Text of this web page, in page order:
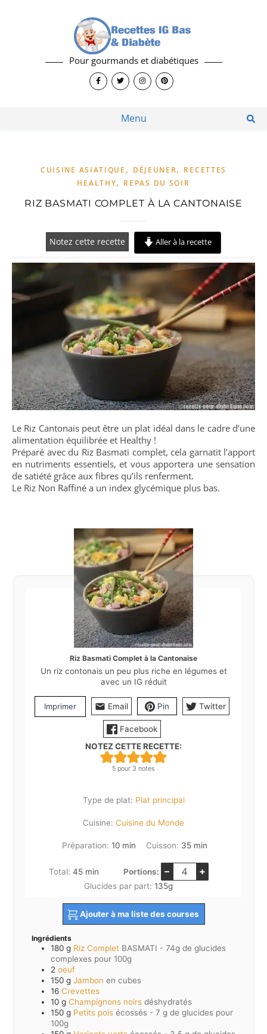
Pour gourmands et diabétiques
Menu
CUISINE ASIATIQUE , DÉJEUNER, RECETTES
HEALTHY, REPAS DU SOIR
RIZ BASMATI COMPLET À LA CANTONAISE
Notez cette recette Aller à la recette
Le Riz Cantonais peut être un plat idéal dans le cadre d’une
alimentation équilibrée et Healthy !
Préparé avec du Riz Basmati complet, cela garnatit l’apport
en nutriments essentiels, et vous apportera une sensation
de satiété grâce aux fibres qu’ils renferment.
Le Riz Non Raffiné a un index glycémique plus bas.
Riz Basmati Complet à la Cantonaise
Un riz contonais un peu plus riche en légumes et
avec un IG réduit
Imprimer Email Pin Twitter
Facebook
NOTEZ CETTE RECETTE:
5 pour 3 notes
Type de plat: Plat principal
Cuisine: Cuisine du Monde
Préparation:10minutes
min Cuisson: 35minutes
min
Total:45minutes
min Portions: – +
Glucides par part:135g
Ajouter à ma liste des courses
Ingrédients
180 g Riz Complet BASMATI - 74g de glucides
complexes pour 100g
2 oeuf
150 g Jambon en cubes
16 Crevettes
10 g Champignons noirs déshydratés
150 g Petits pois écossés - 7 g de glucides pour
100g